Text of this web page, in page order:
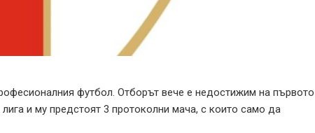
футбол. Отборът вече е недостижим на първото
и му предстоят 3 протоколни мача, с които само да